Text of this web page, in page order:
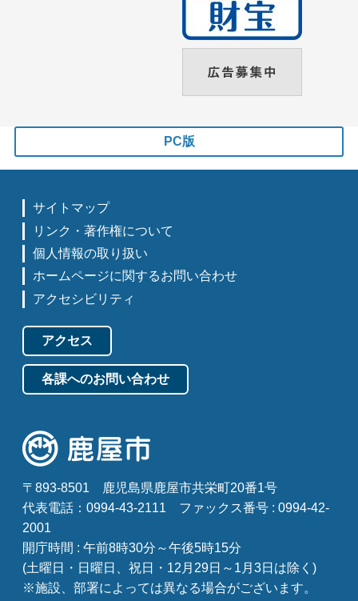
PC版
サイトマップ
リンク・著作権について
個人情報の取り扱い
ホームページに関するお問い合わせ
アクセシビリティ
アクセス
各課へのお問い合わせ
〒893-8501
鹿児島県鹿屋市共栄町20番1号
代表電話：0994-43-2111
ファックス番号 : 0994-42-
2001
開庁時間 : 午前8時30分～午後5時15分
(土曜日・日曜日、祝日・12月29日～1月3日は除く)
※施設、部署によっては異なる場合がございます。